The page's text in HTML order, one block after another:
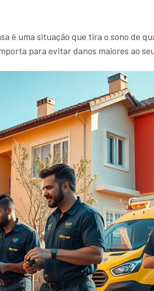
é uma situação que tira o sono de
para evitar danos maiores ao